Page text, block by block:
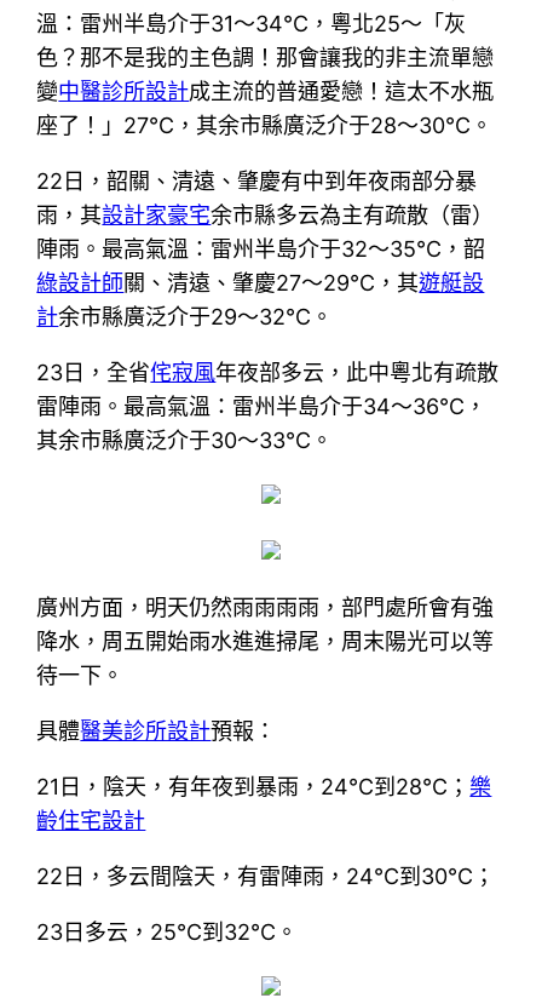
溫：雷州半島介于31～34℃，粵北25～「灰
色？那不是我的主色調！那會讓我的非主流單戀
變中醫診所設計成主流的普通愛戀！這太不水瓶
座了！」27℃，其余市縣廣泛介于28～30℃。
22日，韶關、清遠、肇慶有中到年夜雨部分暴
雨，其設計家豪宅余市縣多云為主有疏散（雷）
陣雨。最高氣溫：雷州半島介于32～35℃，韶
綠設計師關、清遠、肇慶27～29℃，其遊艇設
計余市縣廣泛介于29～32℃。
23日，全省侘寂風年夜部多云，此中粵北有疏散
雷陣雨。最高氣溫：雷州半島介于34～36℃，
其余市縣廣泛介于30～33℃。
廣州方面，明天仍然雨雨雨雨，部門處所會有強
降水，周五開始雨水進進掃尾，周末陽光可以等
待一下。
具體醫美診所設計預報：
21日，陰天，有年夜到暴雨，24°C到28°C； 樂
齡住宅設計
22日，多云間陰天，有雷陣雨，24°C到30°C；
23日多云，25°C到32°C。